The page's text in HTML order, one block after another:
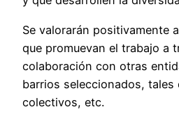
Se valorarán positivamente
que promuevan el trabajo a
colaboración con otras
barrios seleccionados, tales
colectivos, etc.